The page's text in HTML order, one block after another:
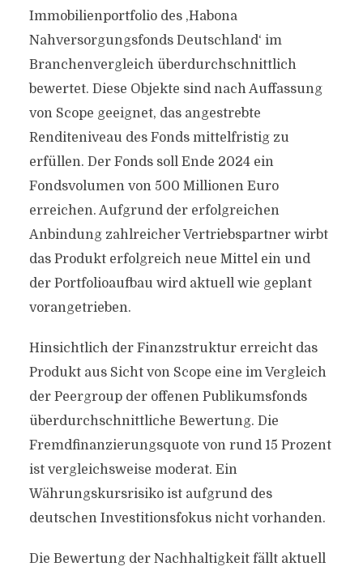
Immobilienportfolio des ,Habona
Nahversorgungsfonds Deutschland‘ im
Branchenvergleich überdurchschnittlich
bewertet. Diese Objekte sind nach Auffassung
von Scope geeignet, das angestrebte
Renditeniveau des Fonds mittelfristig zu
erfüllen. Der Fonds soll Ende 2024 ein
Fondsvolumen von 500 Millionen Euro
erreichen. Aufgrund der erfolgreichen
Anbindung zahlreicher Vertriebspartner wirbt
das Produkt erfolgreich neue Mittel ein und
der Portfolioaufbau wird aktuell wie geplant
vorangetrieben.
Hinsichtlich der Finanzstruktur erreicht das
Produkt aus Sicht von Scope eine im Vergleich
der Peergroup der offenen Publikumsfonds
überdurchschnittliche Bewertung. Die
Fremdfinanzierungsquote von rund 15 Prozent
ist vergleichsweise moderat. Ein
Währungskursrisiko ist aufgrund des
deutschen Investitionsfokus nicht vorhanden.
Die Bewertung der Nachhaltigkeit fällt aktuell